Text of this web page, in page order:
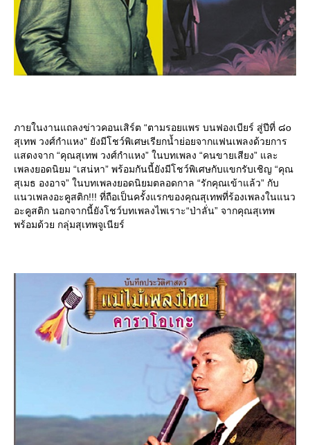
ภายในงานแถลงข่าวคอนเสิร์ต “ตามรอยแพร บนฟองเบียร์ สู่ปีที่ ๘o
สุเทพ วงศ์กำแหง” ยังมีโชว์พิเศษเรียกน้ำย่อยจากแฟนเพลงด้วยการ
สดงจาก “คุณสุเทพ วงศ์กำแหง” ในบทเพลง “คนขายเสียง” และ
เพลงยอดนิยม “เสน่หา” พร้อมกันนี้ยังมีโชว์พิเศษกับแขกรับเชิญ “คุณ
สุเมธ องอาจ” ในบทเพลงยอดนิยมตลอดกาล “รักคุณเข้าแล้ว” กับ
นวเพลงอะคูสติก!!! ที่ถือเป็นครั้งแรกของคุณสุเทพที่ร้องเพลงในแนว
อะคูสติก นอกจากนี้ยังโชว์บทเพลงไพเราะ“ป่าลั่น” จากคุณสุเทพ
พร้อมด้วย กลุ่มสุเทพจูเนียร์